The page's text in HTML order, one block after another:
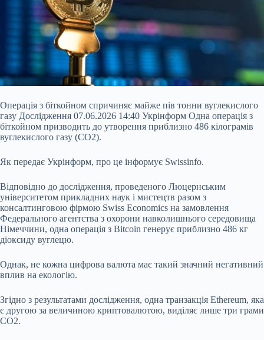
Операція з біткойном спричиняє майже пів тонни вуглекислого
газу Дослідження 07.06.2026 14:40 Укрінформ Одна операція з
біткойном призводить до утворення приблизно 486 кілограмів
вуглекислого газу (CO2).
Як передає Укрінформ, про це інформує Swissinfo.
Відповідно до дослідження, проведеного Люцернським
університетом прикладних наук і мистецтв разом з
консалтинговою фірмою Swiss Economics на замовлення
Федерального агентства з охорони навколишнього середовища
Німеччини, одна операція з Bitcoin генерує приблизно 486 кг
діоксиду вуглецю.
Однак, не кожна цифрова валюта має такий значний негативний
вплив на екологію.
Згідно з результатами дослідження, одна транзакція Ethereum, яка
є другою за величиною криптовалютою, виділяє лише три грами
CO2.